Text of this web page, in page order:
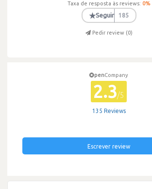
Taxa de resposta às reviews: 0%
★Seguir 185
Pedir review (0)
penCompany
2.3/5
135 Reviews
Escrever review